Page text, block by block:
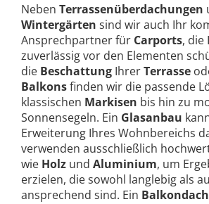
Neben Terrassenüberdachungen
Wintergärten sind wir auch Ihr
Ansprechpartner für Carports, die
zuverlässig vor den Elementen
die Beschattung IhrerTerrasse
Balkonsfinden wir die passende
klassischen Markisen bis hin zu
Sonnensegeln. Ein Glasanbau
Erweiterung Ihres Wohnbereichs
verwenden ausschließlich
wie Holz und Aluminium, um
erzielen, die sowohl langlebig als
ansprechend sind. Ein Balkondach